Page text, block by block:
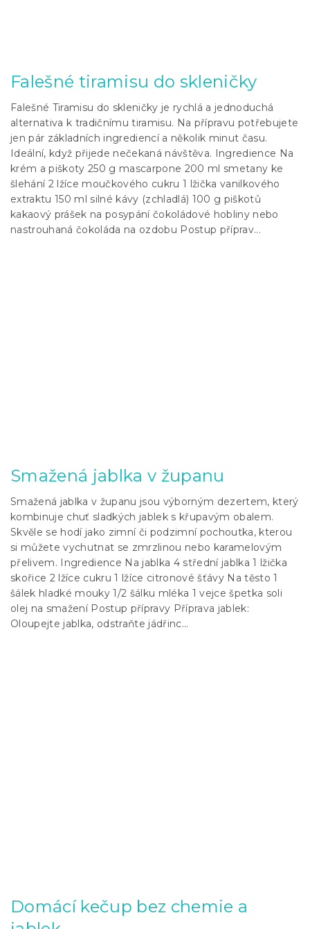
Falešné tiramisu do skleničky
Falešné Tiramisu do skleničky je rychlá a jednoduchá
alternativa k tradičnímu tiramisu. Na přípravu potřebujete
jen pár základních ingrediencí a několik minut času.
Ideální, když přijede nečekaná návštěva. Ingredience Na
krém a piškoty 250 g mascarpone 200 ml smetany ke
šlehání 2 lžíce moučkového cukru 1 lžička vanilkového
extraktu 150 ml silné kávy (zchladlá) 100 g piškotů
kakaový prášek na posypání čokoládové hobliny nebo
nastrouhaná čokoláda na ozdobu Postup příprav...
Smažená jablka v županu
Smažená jablka v županu jsou výborným dezertem, který
kombinuje chuť sladkých jablek s křupavým obalem.
Skvěle se hodí jako zimní či podzimní pochoutka, kterou
si můžete vychutnat se zmrzlinou nebo karamelovým
přelivem. Ingredience Na jablka 4 střední jablka 1 lžička
skořice 2 lžíce cukru 1 lžíce citronové šťávy Na těsto 1
šálek hladké mouky 1/2 šálku mléka 1 vejce špetka soli
olej na smažení Postup přípravy Příprava jablek:
Oloupejte jablka, odstraňte jádřinc...
Domácí kečup bez chemie a